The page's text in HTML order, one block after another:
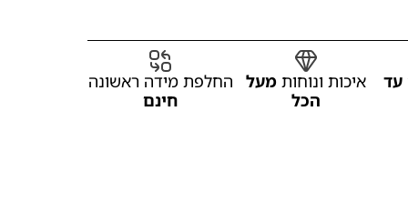
עד איכות ונוחות מעל
הכל
החלפת מידה ראשונה
חינם